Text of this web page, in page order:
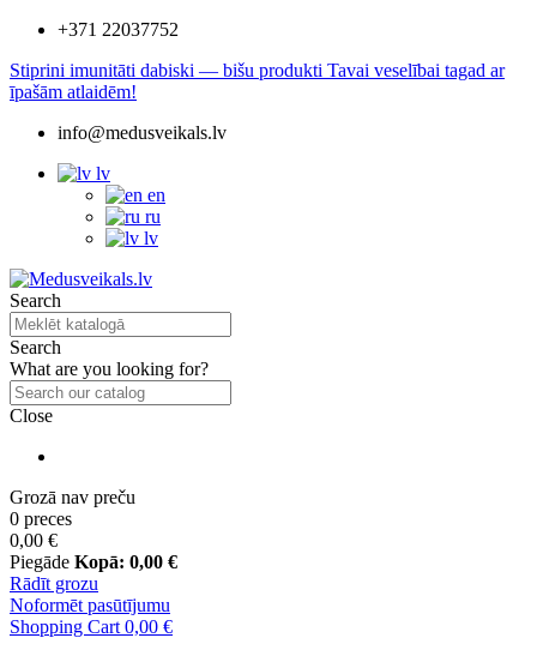
+371 22037752
Stiprini imunitāti dabiski — bišu produkti Tavai veselībai tagad ar
īpašām atlaidēm!
info@medusveikals.lv
lv
en
ru
lv
Search
Search
What are you looking for?
Close
Grozā nav preču
0 preces
0,00 €
Piegāde Kopā: 0,00 €
Rādīt grozu
Noformēt pasūtījumu
Shopping Cart 0,00 €